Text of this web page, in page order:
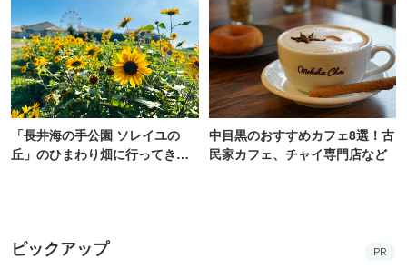
「長井海の手公園 ソレイユの
丘」のひまわり畑に行ってき
中目黒のおすすめカフェ8選！古
民家カフェ、チャイ専門店など
ピックアップ PR